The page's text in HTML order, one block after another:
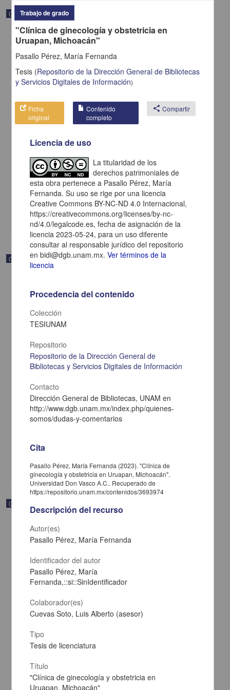
Correspondencia postal
Carta de H. C. Pitman a Francisco I. Madero en la que le solicita
una fotografía
Pitman, H. C.
[sin fecha]
Multidisciplina
Correspondencia postal
Carta de Zeferino Pérez, el general Antonio Rábago se encuentra
en la ranchería de Samalayuca
Multidisciplina
Correspondencia postal
informa se irá a la costa por prescripción médica
Maytorena, José María
[sin fecha]
Trabajo de grado
"Clínica de ginecología y obstetricia en
Uruapan, Michoacán"
Pasallo Pérez, María Fernanda
Tesis (Repositorio de la Dirección General de Bibliotecas
y Servicios Digitales de Información)
Ficha
original
Contenido
completo
share Compartir
Licencia de uso
La titularidad de los
derechos patrimoniales de
esta obra pertenece a Pasallo Pérez, María
Fernanda. Su uso se rige por una licencia
Creative Commons BY-NC-ND 4.0 Internacional,
https://creativecommons.org/licenses/by-nc-
nd/4.0/legalcode.es, fecha de asignación de la
licencia 2023-05-24, para un uso diferente
consultar al responsable jurídico del repositorio
en bidi@dgb.unam.mx.Ver términos de la
licencia
Procedencia del contenido
Colección
TESIUNAM
Repositorio
Repositorio de la Dirección General de
Bibliotecas y Servicios Digitales de Información
Contacto
Dirección General de Bibliotecas, UNAM en
http://www.dgb.unam.mx/index.php/quienes-
somos/dudas-y-comentarios
Cita
Pasallo Pérez, María Fernanda (2023). "Clínica de
ginecología y obstetricia en Uruapan, Michoacán".
Universidad Don Vasco A.C.. Recuperado de
https://repositorio.unam.mx/contenidos/3693974
Descripción del recurso
Autor(es)
Pasallo Pérez, María Fernanda
Identificador del autor
Pasallo Pérez, María
Fernanda,::si::SinIdentificador
Colaborador(es)
Cuevas Soto, Luis Alberto (asesor)
Tipo
Tesis de licenciatura
Título
"Clínica de ginecología y obstetricia en
Uruapan, Michoacán"